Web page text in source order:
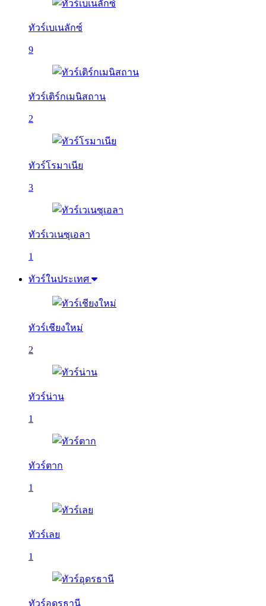
ทัวร์เบเนลักซ์
9
ทัวร์เติร์กเมนิสถาน
2
ทัวร์โรมาเนีย
3
ทัวร์เวเนซุเอลา
1
ทัวร์ในประเทศ
ทัวร์เชียงใหม่
2
ทัวร์น่าน
1
ทัวร์ตาก
1
ทัวร์เลย
1
ทัวร์อุดรธานี